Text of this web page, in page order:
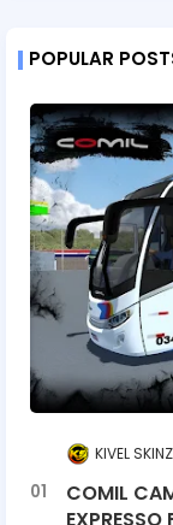
POPULAR
KIVEL SKINZ
COMIL
EXPRESSO